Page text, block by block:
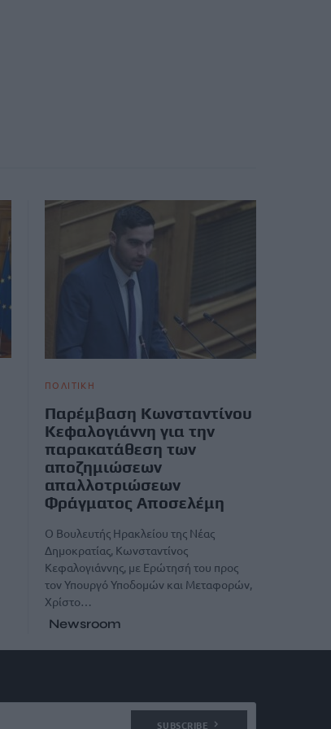
ΠΟΛΙΤΙΚΗ
Παρέμβαση Κωνσταντίνου
Κεφαλογιάννη για την
παρακατάθεση των
αποζημιώσεων
απαλλοτριώσεων
Φράγματος Αποσελέμη
Ο Βουλευτής Ηρακλείου της Νέας
Δημοκρατίας, Κωνσταντίνος
Κεφαλογιάννης, με Ερώτησή του προς
τον Υπουργό Υποδομών και Μεταφορών,
Χρίστο…
Newsroom
SUBSCRIBE